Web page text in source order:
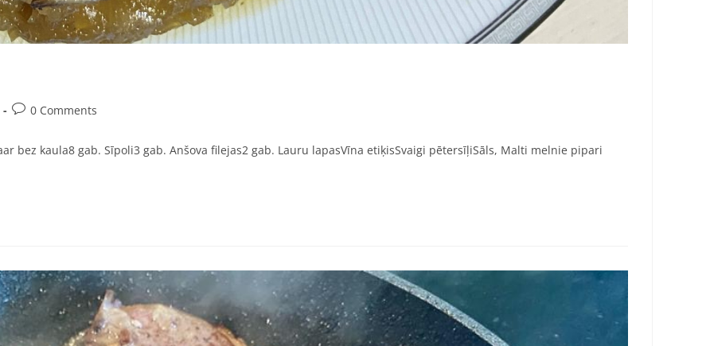
0 Comments
bez kaula8 gab. Sīpoli3 gab. Anšova filejas2 gab. Lauru lapasVīna etiķisSvaigi pētersīļiSāls, Malti melnie pipari